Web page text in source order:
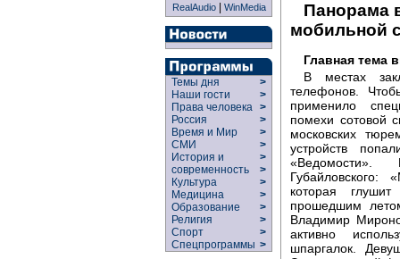
RealAudio| WinMedia
Темы дня
>
Наши гости
>
Права человека >
Россия
>
Время и Мир
>
СМИ
>
История и
современность
>
>
Культура
>
Медицина
>
Образование
>
Религия
>
Спорт
>
Спецпрограммы >
Панорама
мобильной
Главная тема
В местах
телефонов.
применило
помехи сотовой
московских
устройств
Губайловского:
которая
прошедшим
Владимир
активно
шпаргалок.